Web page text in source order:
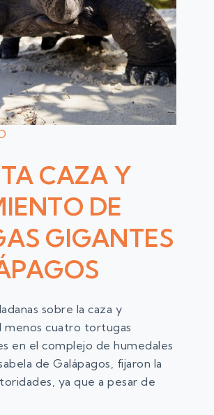
CAZA Y
DE
GIGANTES
sobre la caza y
menos cuatro tortugas
en el complejo de humedales
de Galápagos, fijaron la
ya que a pesar de